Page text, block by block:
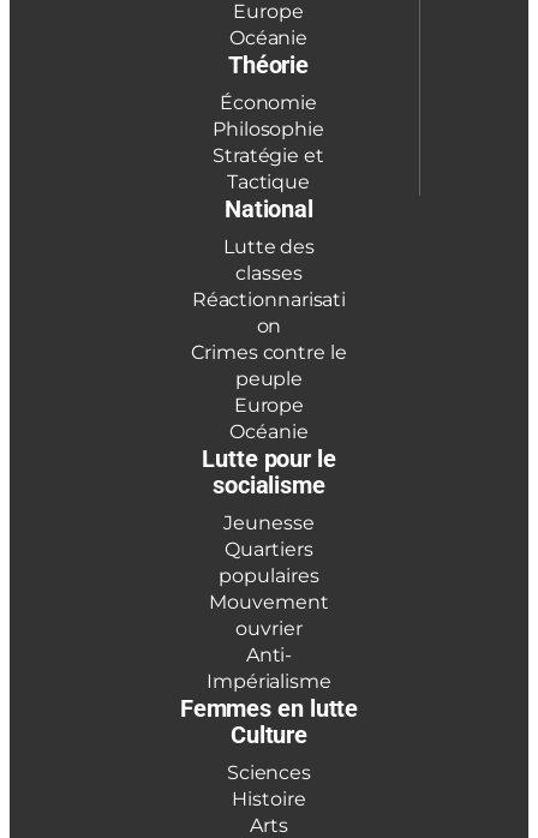
Europe
Océanie
Théorie
Économie
Philosophie
Stratégie et
Tactique
National
Lutte des
classes
Réactionnarisati
on
Crimes contre le
peuple
Europe
Océanie
Lutte pour le
socialisme
Jeunesse
Quartiers
populaires
Mouvement
ouvrier
Anti-
Impérialisme
Femmes en lutte
Culture
Sciences
Histoire
Arts